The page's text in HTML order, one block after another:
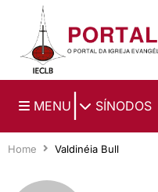
Ir para o conteúdo principal
MENU SÍNODOS
Home Valdinéia Bull